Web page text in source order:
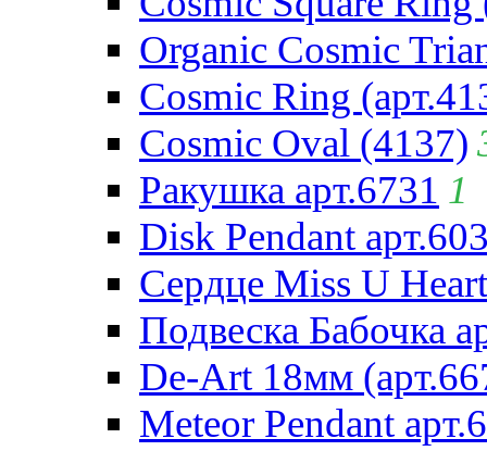
Organic Cosmic
Cosmic Ring
Cosmic Oval (4137)
Ракушка арт.6731 1
Disk Pendant
Сердце Miss U
Подвеска Бабочка
De-Art 18мм
Meteor Pendant